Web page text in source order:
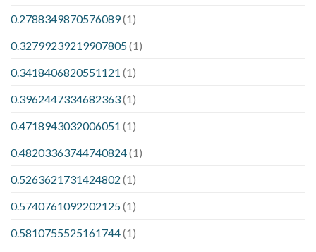
0.2788349870576089(1)
0.32799239219907805(1)
0.3418406820551121 (1)
0.3962447334682363(1)
0.4718943032006051 (1)
0.48203363744740824(1)
0.5263621731424802 (1)
0.5740761092202125(1)
0.5810755525161744(1)